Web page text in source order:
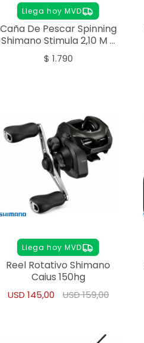
Llega hoy MVD
Caña De Pescar Spinning
Shimano Stimula 2,10 M 2
T
$ 1.790
Llega hoy MVD
Reel Rotativo Shimano
Caius 150hg
USD 145,00 USD159,00